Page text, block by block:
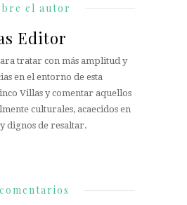
el autor
Editor
tratar con más amplitud y
en el entorno de esta
Villas y comentar aquellos
culturales, acaecidos en
dignos de resaltar.